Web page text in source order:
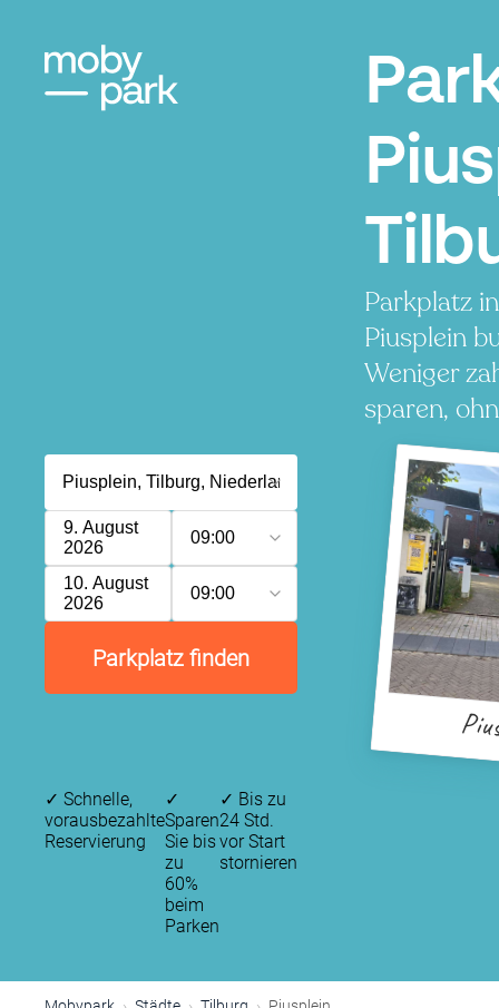
Parkplatz
Piusplein
Weniger
sparen,
9. August
2026
09:00
10. August
2026
09:00
Parkplatz finden
✓ Schnelle,
vorausbezahlte
Reservierung
✓
Sparen
Sie bis
zu
60%
beim
Parken
✓ Bis zu
24 Std.
vor Start
stornieren